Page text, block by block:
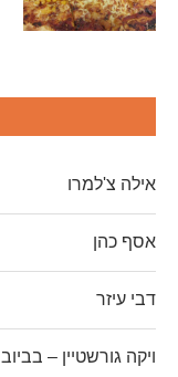
אילה צ'למרו
אסף כהן
דבי עיזר
ויקה גורשטיין – בביוב